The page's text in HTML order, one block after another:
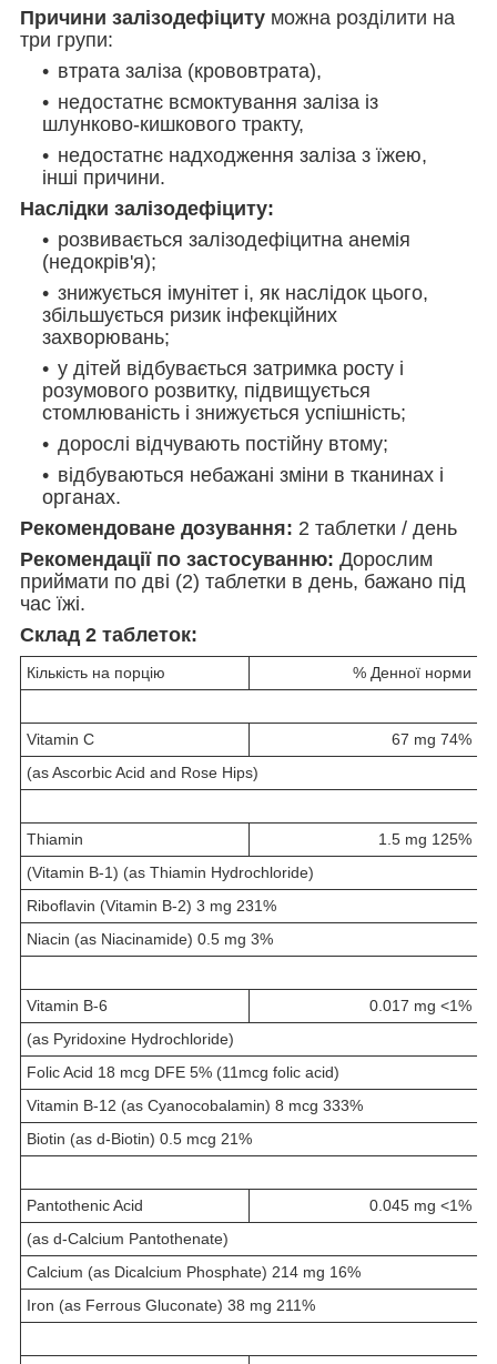
Причини залізодефіциту можна розділити на
три групи:
втрата заліза (крововтрата),
недостатнє всмоктування заліза із
шлунково-кишкового тракту,
недостатнє надходження заліза з їжею,
інші причини.
Наслідки залізодефіциту:
розвивається залізодефіцитна анемія
(недокрів'я);
знижується імунітет і, як наслідок цього,
збільшується ризик інфекційних
захворювань;
у дітей відбувається затримка росту і
розумового розвитку, підвищується
стомлюваність і знижується успішність;
дорослі відчувають постійну втому;
відбуваються небажані зміни в тканинах і
органах.
Рекомендоване дозування: 2 таблетки / день
Рекомендації по застосуванню: Дорослим
приймати по дві (2) таблетки в день, бажано під
час їжі.
Склад 2 таблеток:
Кількість на порцію % Денної норми
Vitamin C
67 mg 74%
(as Ascorbic Acid and Rose Hips)
Thiamin
1.5 mg 125%
(Vitamin B-1) (as Thiamin Hydrochloride)
Riboflavin (Vitamin B-2) 3 mg 231%
Niacin (as Niacinamide) 0.5 mg 3%
Vitamin B-6
0.017 mg <1%
(as Pyridoxine Hydrochloride)
Folic Acid 18 mcg DFE 5% (11mcg folic acid)
Vitamin B-12 (as Cyanocobalamin) 8 mcg 333%
Biotin (as d-Biotin) 0.5 mcg 21%
Pantothenic Acid
0.045 mg <1%
(as d-Calcium Pantothenate)
Calcium (as Dicalcium Phosphate) 214 mg 16%
Iron (as Ferrous Gluconate) 38 mg 211%